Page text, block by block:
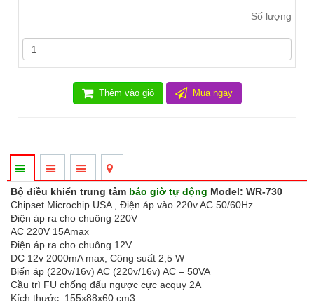
Số lượng
Thêm vào giỏ Mua ngay
Bộ điều khiển trung tâm báo giờ tự động Model: WR-730
Chipset Microchip USA , Điện áp vào 220v AC 50/60Hz
Điện áp ra cho chuông 220V
AC 220V 15Amax
Điện áp ra cho chuông 12V
DC 12v 2000mA max, Công suất 2,5 W
Biến áp (220v/16v) AC (220v/16v) AC – 50VA
Cầu trì FU chống đấu ngược cực acquy 2A
Kích thước: 155x88x60 cm3